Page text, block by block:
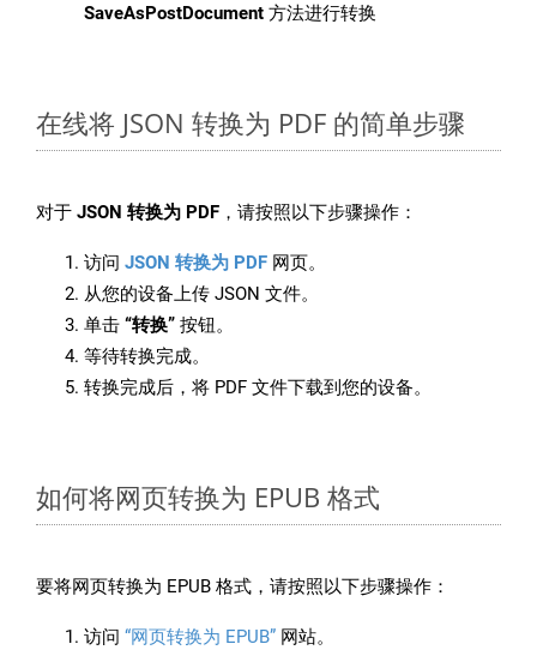
SaveAsPostDocument 方法进行转换
在线将 JSON 转换为 PDF 的简单步骤
对于 JSON 转换为 PDF ，请按照以下步骤操作：
访问 JSON 转换为 PDF 网页。
从您的设备上传 JSON 文件。
单击 “转换” 按钮。
等待转换完成。
转换完成后，将 PDF 文件下载到您的设备。
如何将网页转换为 EPUB 格式
要将网页转换为 EPUB 格式，请按照以下步骤操作：
访问 “网页转换为 EPUB” 网站。